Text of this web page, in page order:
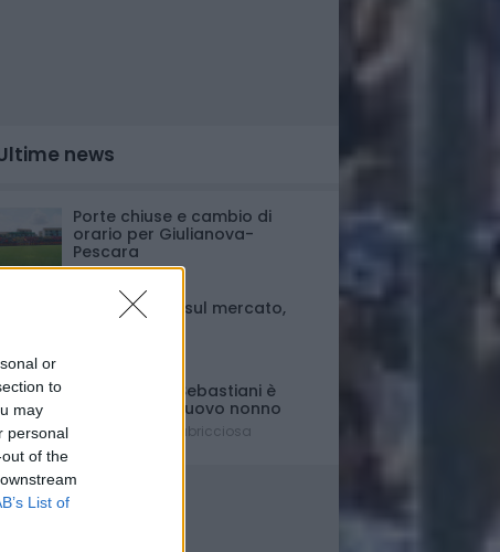
or
to
may
personal
of the
List of
news
Porte chiuse e cambio di
orario per Giulianova-
Pescara
Ultim'ora
Fase di stallo sul mercato,
Il presidente Sebastiani è
diventato di nuovo nonno
È nato Lorenzo Labricciosa